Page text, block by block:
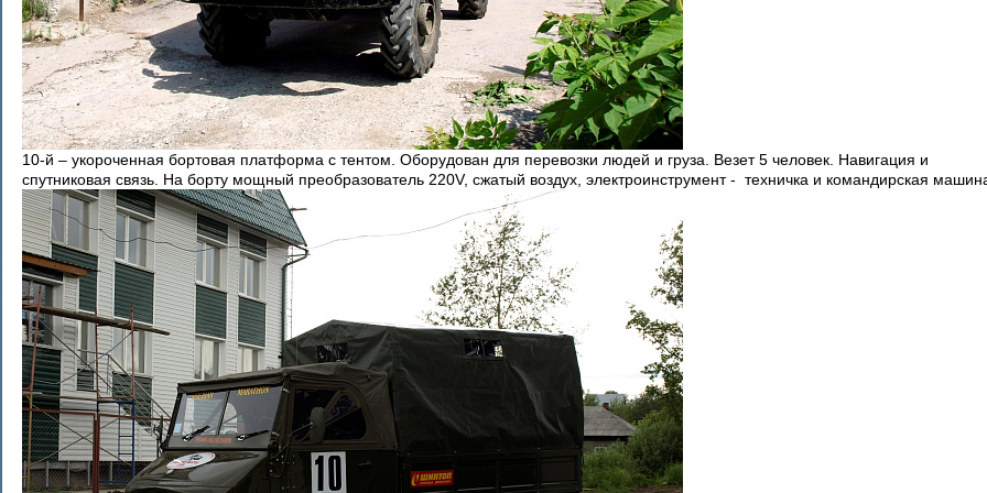
10-й – укороченная бортовая платформа с тентом. Оборудован для перевозки людей и груза. Везет 5 человек. Навигация и
спутниковая связь. На борту мощный преобразователь 220V, сжатый воздух, электроинструмент - техничка и командирская